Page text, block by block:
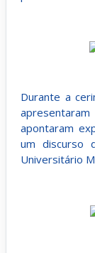
Durante a
apontaram
um discurso
Universitário